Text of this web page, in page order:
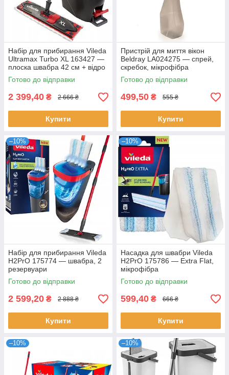
Набір для прибирання Vileda
Ultramax Turbo XL 163427 —
плоска швабра 42 см + відро
з педаллю
Готово до відправки
2 399,40 ₴ 2 666 ₴
Купити
Пристрій для миття вікон
Beldray LA024275 — спрей,
скребок, мікрофібра
Готово до відправки
499,50 ₴ 555 ₴
Купити
–10%
Набір для прибирання Vileda
H2PrO 175774 — швабра, 2
резервуари
Готово до відправки
2 599,20 ₴ 2 888 ₴
Купити
–10%
Насадка для швабри Vileda
H2PrO 175786 — Extra Flat,
мікрофібра
Готово до відправки
599,40 ₴ 666 ₴
Купити
–10% –10%